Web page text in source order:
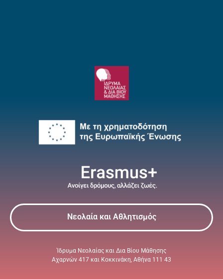
Νεολαία και Αθλητισμός
Ίδρυμα Νεολαίας και Δια Βίου Μάθησης
Αχαρνών 417 και Κοκκινάκη, Αθήνα 111 43